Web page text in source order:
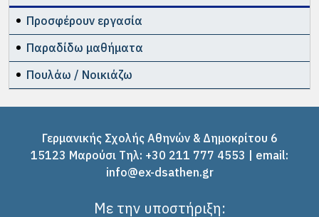
Προσφέρουν εργασία
Παραδίδω μαθήματα
Πουλάω / Νοικιάζω
Γερμανικής Σχολής Αθηνών & Δημοκρίτου 6
15123 Μαρούσι Tηλ: +30 211 777 4553 | email:
info@ex-dsathen.gr
Με την υποστήριξη: